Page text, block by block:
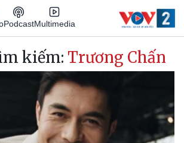
PodcastMultimedia
kiếm: Trương Chấn